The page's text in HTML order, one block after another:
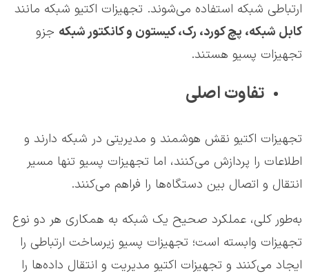
ارتباطی شبکه استفاده می‌شوند. تجهیزات اکتیو شبکه مانند
کابل شبکه، پچ کورد، رک، کیستون و کانکتور شبکه جزو
تجهیزات پسیو هستند.
تفاوت اصلی
تجهیزات اکتیو نقش هوشمند و مدیریتی در شبکه دارند و
اطلاعات را پردازش می‌کنند، اما تجهیزات پسیو تنها مسیر
انتقال و اتصال بین دستگاه‌ها را فراهم می‌کنند.
به‌طور کلی، عملکرد صحیح یک شبکه به همکاری هر دو نوع
تجهیزات وابسته است؛ تجهیزات پسیو زیرساخت ارتباطی را
ایجاد می‌کنند و تجهیزات اکتیو مدیریت و انتقال داده‌ها را